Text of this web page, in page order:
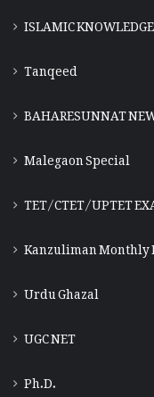
ISLAMIC KNOWLEDGE
Tanqeed
BAHARESUNNAT
Malegaon Special
TET/CTET/UPTET
Kanzuliman
Urdu Ghazal
UGC NET
Ph.D.